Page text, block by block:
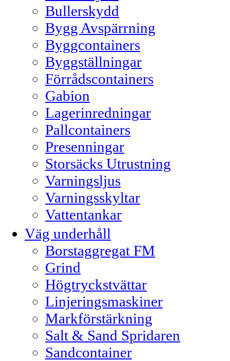
Bullerskydd
Bygg Avspärrning
Byggcontainers
Byggställningar
Förrådscontainers
Gabion
Lagerinredningar
Pallcontainers
Presenningar
Storsäcks Utrustning
Varningsljus
Varningsskyltar
Vattentankar
Väg underhåll
Borstaggregat FM
Grind
Högtryckstvättar
Linjeringsmaskiner
Markförstärkning
Salt & Sand Spridaren
Sandcontainer